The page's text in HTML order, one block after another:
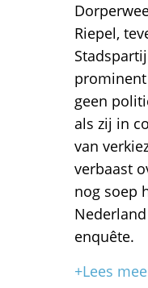
Riepel,
geen
als zij in
van
verbaast
nog soep
enquête.
+Lees